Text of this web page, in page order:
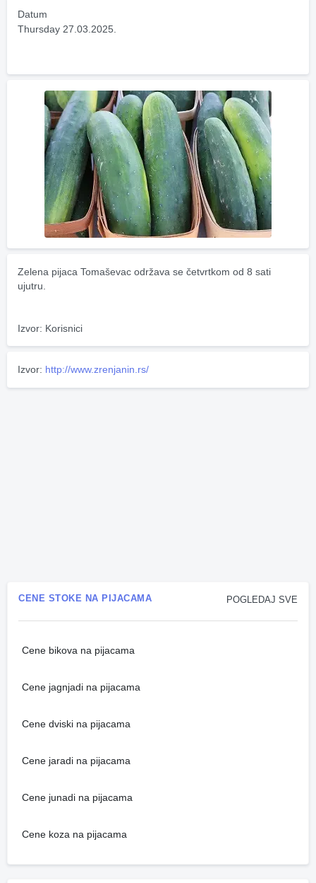
Datum
Thursday 27.03.2025.
Zelena pijaca Tomaševac održava se četvrtkom od 8 sati
ujutru.
Izvor: Korisnici
Izvor: http://www.zrenjanin.rs/
POGLEDAJ SVE
CENE STOKE NA PIJACAMA
Cene bikova na pijacama
Cene jagnjadi na pijacama
Cene dviski na pijacama
Cene jaradi na pijacama
Cene junadi na pijacama
Cene koza na pijacama